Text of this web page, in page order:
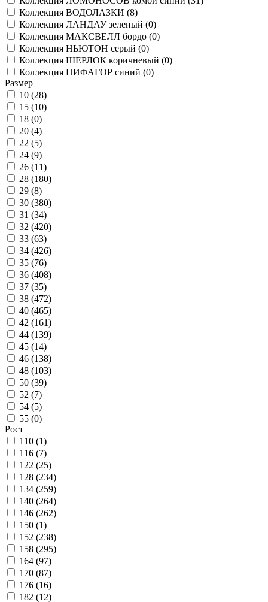
Коллекция ВОДОЛАЗКИ (8)
Коллекция ЛАНДАУ зеленый (0)
Коллекция МАКСВЕЛЛ бордо (0)
Коллекция НЬЮТОН серый (0)
Коллекция ШЕРЛОК коричневый (0)
Коллекция ПИФАГОР синий (0)
Размер
10 (28)
15 (10)
18 (0)
20 (4)
22 (5)
24 (9)
26 (11)
28 (180)
29 (8)
30 (380)
31 (34)
32 (420)
33 (63)
34 (426)
35 (76)
36 (408)
37 (35)
38 (472)
40 (465)
42 (161)
44 (139)
45 (14)
46 (138)
48 (103)
50 (39)
52 (7)
54 (5)
55 (0)
Рост
110 (1)
116 (7)
122 (25)
128 (234)
134 (259)
140 (264)
146 (262)
150 (1)
152 (238)
158 (295)
164 (97)
170 (87)
176 (16)
182 (12)